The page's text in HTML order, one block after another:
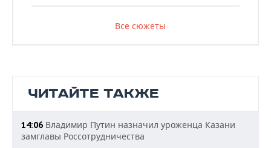
Все сюжеты
ЧИТАЙТЕ ТАКЖЕ
14:06 Владимир Путин назначил уроженца Казани
замглавы Россотрудничества